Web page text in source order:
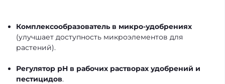
Комплексообразователь в микро-удобрениях
(улучшает доступность микроэлементов для
растений).
Регулятор рН в рабочих растворах удобрений и
пестицидов.